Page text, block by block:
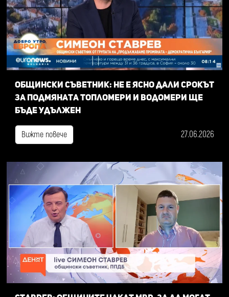
Общински съветник: Не е ясно дали срокът
за подмяната топломери и водомери ще
бъде удължен
Вижте повече 27.06.2026